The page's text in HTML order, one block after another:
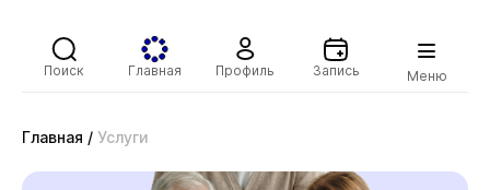
Поиск Главная Профиль Запись Меню
Главная / Услуги